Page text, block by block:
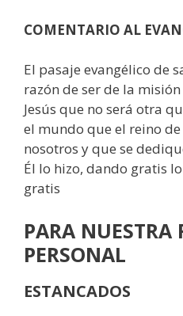
COMENTARIO AL
El pasaje evangélico de
razón de ser de la
Jesús que no será otra
el mundo que el reino
nosotros y que se
Él lo hizo, dando gratis
gratis
PARA NUESTRA
PERSONAL
ESTANCADOS